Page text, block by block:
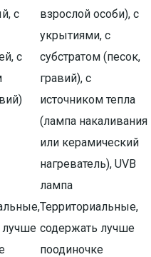
с
с
взрослой особи), с
укрытиями, с
субстратом (песок,
гравий), с
источником тепла
(лампа накаливания
или керамический
нагреватель), UVB
лампа
лучше
Территориальные,
содержать лучше
поодиночке